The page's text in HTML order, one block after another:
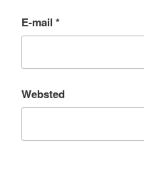
E-mail *
Websted